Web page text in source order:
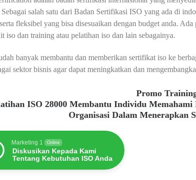
salah satu dari Badan Sertifikasi ISO yang ada di
fleksibel yang bisa disesuaikan dengan budget anda.
iso dan training atau pelatihan iso dan lain sebagainya.
banyak membantu dan memberikan sertifikat iso ke
sektor bisnis agar dapat meningkatkan dan
Promo
ISO 28000 Membantu Individu
Organisasi Dalam Menerapkan
Marketing 1 Online
Diskusikan Kepada Kami
Tentang Kebutuhan ISO Anda